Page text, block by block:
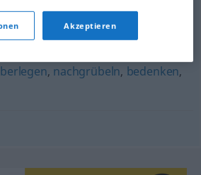
, nachgrübeln, bedenken,
Akzeptieren